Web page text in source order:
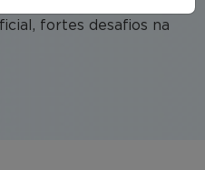
fortes desafios na